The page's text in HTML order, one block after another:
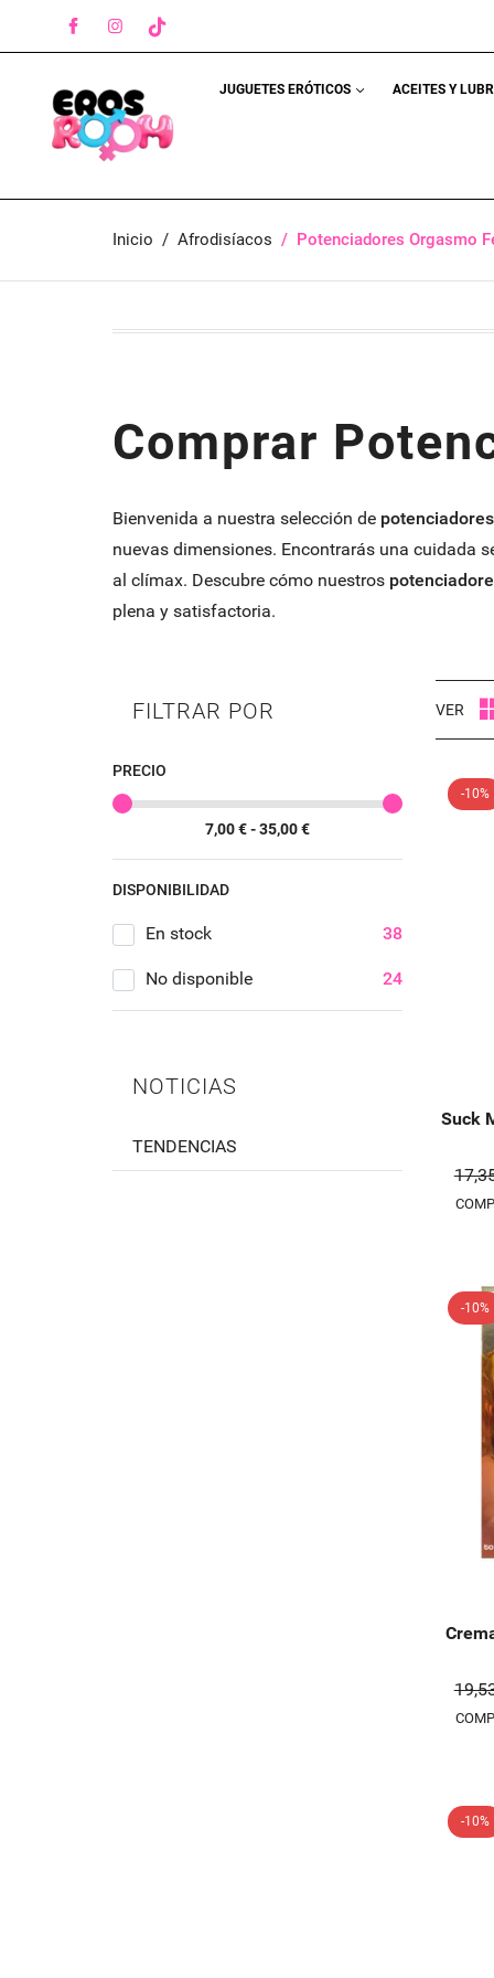
FacebookInstagram
TikTok
JUGUETES ERÓTICOS ACEITES Y
Inicio Afrodisíacos Potenciadores Orgasmo
Comprar
Bienvenida a nuestra selección de
nuevas dimensiones. Encontrarás una cuidada
al clímax. Descubre cómo nuestros
plena y satisfactoria.
FILTRAR POR
PRECIO
7,00 € - 35,00 €
DISPONIBILIDAD
En stock 38
No disponible 24
NOTICIAS
TENDENCIAS
VER
-10%
Suck
-10%
-10%